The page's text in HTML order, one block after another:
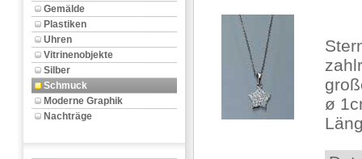
Gemälde
Plastiken
Uhren
Vitrinenobjekte
Silber
Schmuck
Moderne Graphik
Nachträge
ø